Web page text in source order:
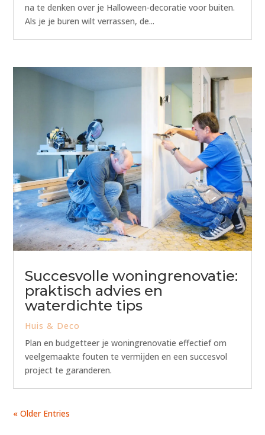
na te denken over je Halloween-decoratie voor buiten.
Als je je buren wilt verrassen, de...
Succesvolle woningrenovatie:
praktisch advies en
waterdichte tips
Huis & Deco
Plan en budgetteer je woningrenovatie effectief om
veelgemaakte fouten te vermijden en een succesvol
project te garanderen.
« Older Entries